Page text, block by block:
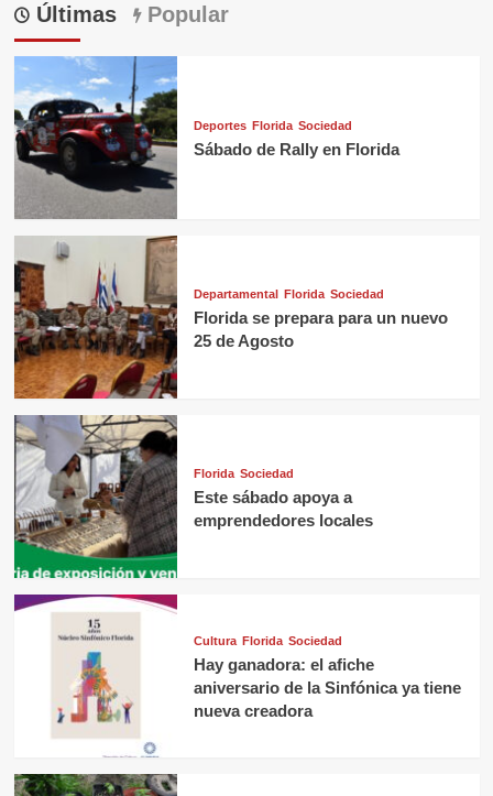
Últimas Popular
Deportes Florida Sociedad
Sábado de Rally en Florida
Departamental Florida Sociedad
Florida se prepara para un nuevo
25 de Agosto
Florida Sociedad
Este sábado apoya a
emprendedores locales
Cultura Florida Sociedad
Hay ganadora: el afiche
aniversario de la Sinfónica ya tiene
nueva creadora